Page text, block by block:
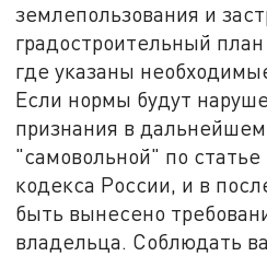
землепользования и
градостроительный
где указаны
Если нормы будут
признания в
"самовольной" по статье
кодекса России, и в
быть вынесено
владельца. Соблюдать